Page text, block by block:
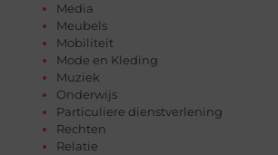
Media
Meubels
Mobiliteit
Mode en Kleding
Muziek
Onderwijs
Particuliere dienstverlening
Rechten
Relatie